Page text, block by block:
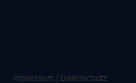
Impressum Datenschutz